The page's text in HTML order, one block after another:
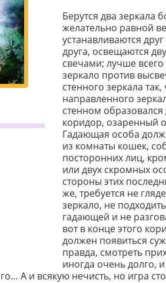
Берутся два зеркала
желательно равной
устанавливаются
друга, освещаются
свечами; лучше
зеркало против
стенного зеркала
направленного
стенном
коридор, озаренный
Гадающая особа
из комнаты кошек,
посторонних лиц,
или двух скромных
стороны этих
же, требуется не
зеркало, не
гадающей и не
вот в конце этого
должен появиться
правда, смотреть
иногда очень долго,
А и всякую нечисть, но игра